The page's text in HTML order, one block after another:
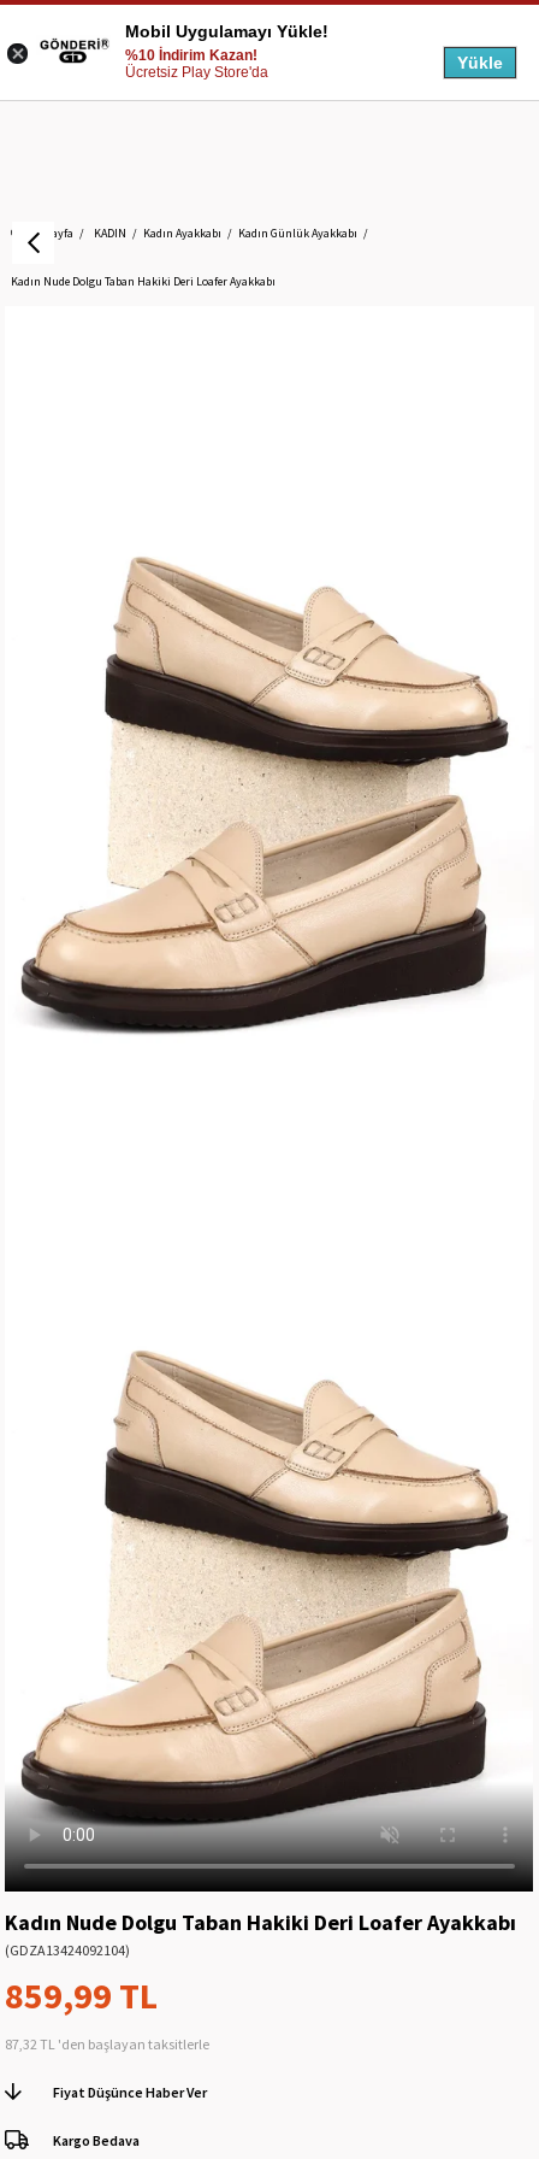
Anasayfa KADIN Kadın Ayakkabı Kadın Günlük Ayakkabı
Kadın Nude Dolgu Taban Hakiki Deri Loafer Ayakkabı
Kadın Nude Dolgu Taban Hakiki Deri Loafer Ayakkabı
(GDZA13424092104)
859,99 TL
87,32 TL 'den başlayan taksitlerle
Fiyat Düşünce Haber Ver
Kargo Bedava
Mobil Uygulamayı Yükle!
%10 İndirim Kazan!
Ücretsiz Play Store'da
Yükle